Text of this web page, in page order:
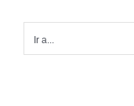
Ir a...